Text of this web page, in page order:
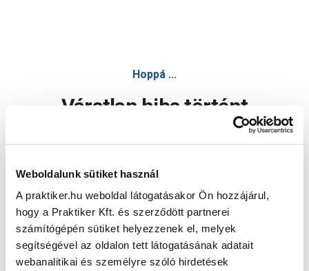
Weboldalunk sütiket használ
A praktiker.hu weboldal látogatásakor Ön hozzájárul,
hogy a Praktiker Kft. és szerződött partnerei
számítógépén sütiket helyezzenek el, melyek
segítségével az oldalon tett látogatásának adatait
webanalitikai és személyre szóló hirdetések
Hoppá ...
Váratlan hiba történt
Oldal újratöltése